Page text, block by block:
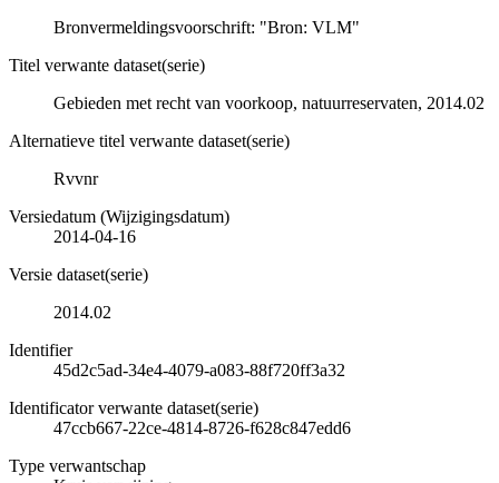
Bronvermeldingsvoorschrift: "Bron: VLM"
Titel verwante dataset(serie)
Gebieden met recht van voorkoop, natuurreservaten, 2014.02
Alternatieve titel verwante dataset(serie)
Rvvnr
Versiedatum (Wijzigingsdatum)
2014-04-16
Versie dataset(serie)
2014.02
Identifier
45d2c5ad-34e4-4079-a083-88f720ff3a32
Identificator verwante dataset(serie)
47ccb667-22ce-4814-8726-f628c847edd6
Type verwantschap